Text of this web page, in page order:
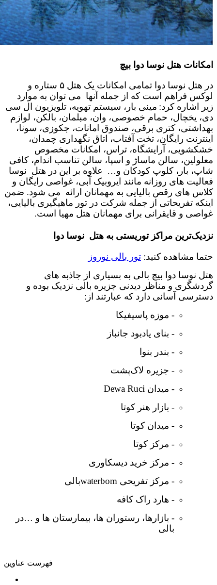
امکانات هتل نوسا دوا بیچ
در هتل نوسا دوا تمامی امکانات یک هتل ۵ ستاره و
لوکس فراهم است که از جمله آنها می توان به موارد
زیر اشاره کرد: مینی بار، سیستم تهویه، تلویزیون ال سی
دی، یخچال، حمام خصوصی، وان، مبلمان، بالکن، لوازم
بهداشتی، کتری برقی، صندوق امانات، جکوزی، سونا،
اینترنت رایگان، تخت آفتاب، اتاق نگهداری چمدان،
خشکشویی، آرایشگاه، تراس، امکانات مخصوص
معلولین، سالن ماساژ و اسپا، سالن تناسب اندام، کافی
شاپ، بار، کلوپ کودکان و… علاوه بر این در هتل نوسا
فعالیت های روزانه مانند ایروبیک آبی، غواصی رایگان و
کلاس های رقص بالیایی به مهمانان ارائه می شود. ضمن
اینکه تفریحاتی از جمله شرکت در تور ماهیگیری بالیایی،
غواصی و قایقرانی برای مهمانان هتل مهیا است.
نزدیک‌ترین مراکز توریستی به هتل نوسا دوا
حتما مشاهده کنید: تور بالی نوروز
هتل نوسا دوا بیچ بالی به بسیاری از جاذبه های
گردشگری و مناظر دیدنی جزیره بالی نزدیک بوده و
دسترسی آسانی دارد که عبارتند از:
- موزه پاسیفیکا
- بنای یادبود جانباز
- بندر بنوا
- جزیره لاک‌پشت
- میدان Dewa Ruci
- بازار هنر کوتا
- میدان کوتا
- مرکز کوتا
- مرکز خرید دیسکاوری
- مرکز تفریحی waterbomبالی
- هارد راک کافه
- بازارها، رستوران ها، بیمارستان ها و …در
بالی
فهرست عناوین